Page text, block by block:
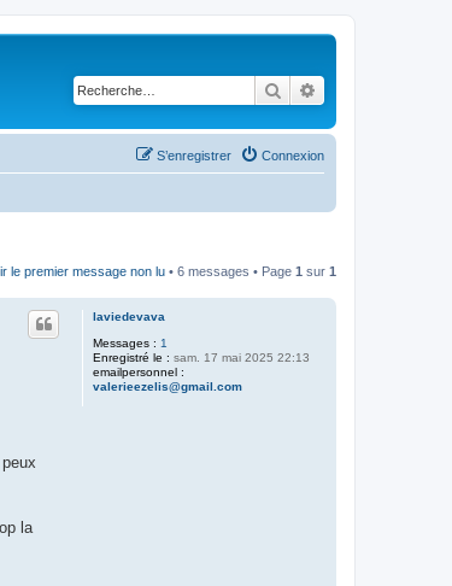
Rechercher
Connexion
S’enregistrer
le premier message non lu • 6 messages • Page 1 sur 1
laviedevava
Messages : 1
Enregistré le : sam. 17 mai 2025 22:13
emailpersonnel :
valerieezelis@gmail.com
la